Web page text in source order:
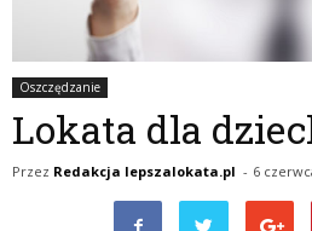
Oszczędzanie
Lokata dla
Przez Redakcja lepszalokata.pl - 6